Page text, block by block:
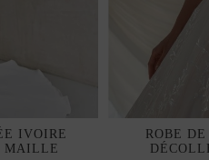
IVOIRE
MAILLE
ROBE